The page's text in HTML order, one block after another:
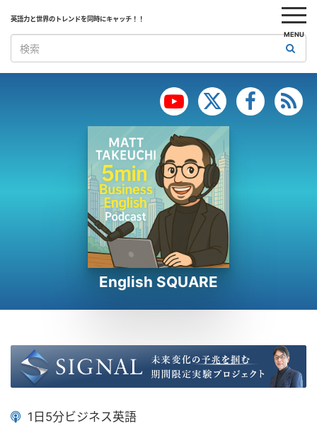
MENU
英語力と世界のトレンドを同時にキャッチ！！
English SQUARE
1日5分ビジネス英語